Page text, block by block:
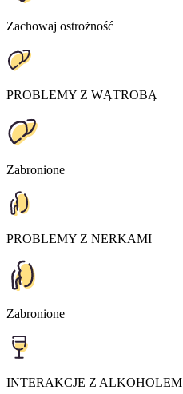
Zachowaj ostrożność
PROBLEMY Z WĄTROBĄ
Zabronione
PROBLEMY Z NERKAMI
Zabronione
INTERAKCJE Z ALKOHOLEM